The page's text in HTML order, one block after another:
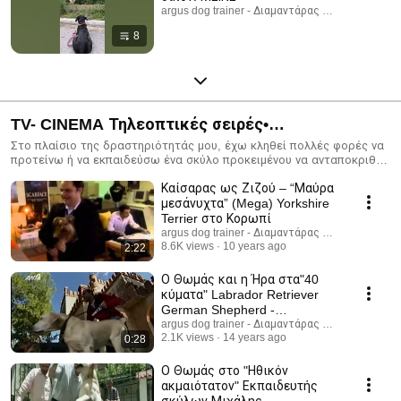
8
TV- CINEMA Τηλεοπτικές σειρές•
Κινηματογραφικές παραγωγές• Διαφημιστικά
σποτ• Φωτογραφίσεις• Social media productions
Στο πλαίσιο της δραστηριότητάς μου, έχω κληθεί πολλές φορές να
προτείνω ή να εκπαιδεύσω ένα σκύλο προκειμένου να ανταποκριθεί
εκπομπής, ενός διαφημιστικού σποτ ή μιας φωτογράφισης. 🎬🐾
**Σκύλος σε τηλεοπτικά και κινηματογραφικά γυρίσματα** Ένας
σκύλος που συμμετέχει σε τηλεοπτικές παραγωγές,
κινηματογραφικές ταινίες ή διαφημιστικά πρέπει να είναι άριστα
εκπαιδευμένος, κοινωνικοποιημένος και να παραμένει ήρεμος ακόμα
και σε απαιτητικά περιβάλλοντα. Στην **Argus Dog Trainer**
προετοιμάζουμε σκύλους για γυρίσματα, ώστε να εκτελούν με
συνέπεια τις εντολές τους, να συνεργάζονται με το συνεργείο και να
προσαρμόζονται σε διαφορετικά σκηνικά, φώτα και ήχους. 🎥
Εκπαίδευση για: • Τηλεοπτικές σειρές • Κινηματογραφικές
παραγωγές • Διαφημιστικά σποτ • Φωτογραφίσεις • Social media
productions 📞 Επικοινωνία: **6977430235** **Argus Dog Trainer –
#ΣκύλοςΣεΓυρίσματα #ΕκπαίδευσηΣκύλων #DogTrainer
#ArgusDogTrainer #ΤηλεοπτικάΓυρίσματα
2:22
Καίσαρας ως Ζιζού – “Μαύρα
μεσάνυχτα” (Mega) Yorkshire
Terrier στο Κορωπί
argus dog trainer - Διαμαντάρας Μιχάλης
8.6K views
10 years ago
0:28
Ο Θωμάς και η Ήρα στα"40
κύματα" Labrador Retriever
German Shepherd -
Γερμανικός Ποιμενικός
argus dog trainer - Διαμαντάρας Μιχάλης
2.1K views
14 years ago
Ο Θωμάς στο "Ηθικόν
ακμαιότατον" Εκπαιδευτής